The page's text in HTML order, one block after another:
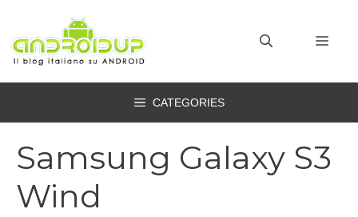
contenuto
CATEGORIES
Samsung Galaxy S3
Wind